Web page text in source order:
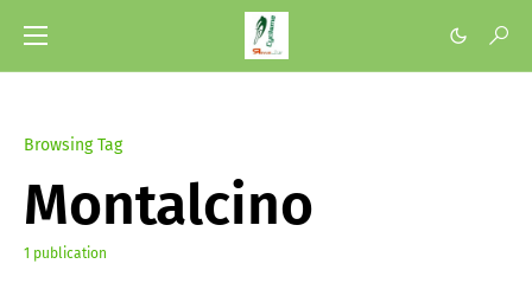
Browsing Tag
Montalcino
1 publication